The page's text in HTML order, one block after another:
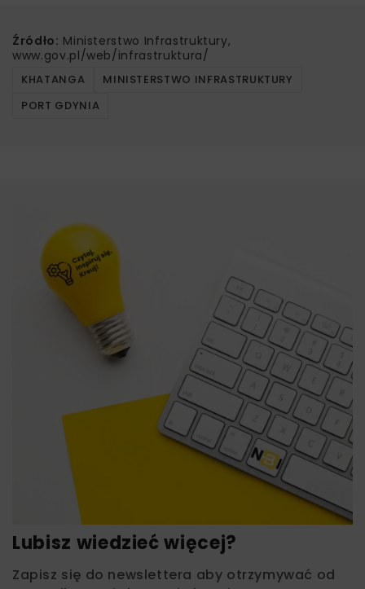
Źródło: Ministerstwo Infrastruktury,
www.gov.pl/web/infrastruktura/
KHATANGA
MINISTERSTWO INFRASTRUKTURY
PORT GDYNIA
Lubisz wiedzieć więcej?
Zapisz się do newslettera aby otrzymywać od